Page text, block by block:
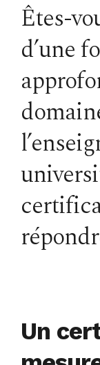
Êtes-
d’une
Un